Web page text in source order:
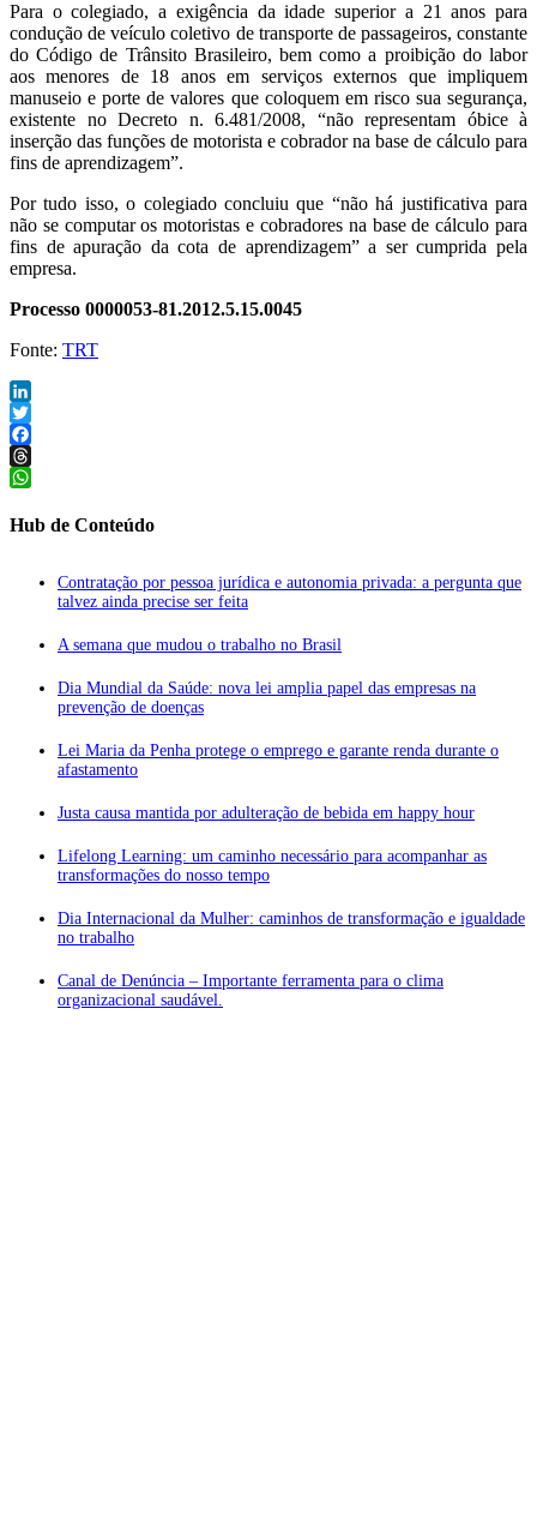
Para o colegiado, a exigência da idade superior a 21 anos para
condução de veículo coletivo de transporte de passageiros, constante
do Código de Trânsito Brasileiro, bem como a proibição do labor
aos menores de 18 anos em serviços externos que impliquem
manuseio e porte de valores que coloquem em risco sua segurança,
existente no Decreto n. 6.481/2008, “não representam óbice à
inserção das funções de motorista e cobrador na base de cálculo para
fins de aprendizagem”.
Por tudo isso, o colegiado concluiu que “não há justificativa para
não se computar os motoristas e cobradores na base de cálculo para
fins de apuração da cota de aprendizagem” a ser cumprida pela
empresa.
Processo 0000053-81.2012.5.15.0045
Fonte: TRT
LinkedIn
Twitter
Facebook
Threads
Hub de Conteúdo
Contratação por pessoa jurídica e autonomia privada: a pergunta que
talvez ainda precise ser feita
A semana que mudou o trabalho no Brasil
Dia Mundial da Saúde: nova lei amplia papel das empresas na
prevenção de doenças
Lei Maria da Penha protege o emprego e garante renda durante o
afastamento
Justa causa mantida por adulteração de bebida em happy hour
Lifelong Learning: um caminho necessário para acompanhar as
transformações do nosso tempo
Dia Internacional da Mulher: caminhos de transformação e igualdade
no trabalho
Canal de Denúncia – Importante ferramenta para o clima
organizacional saudável.